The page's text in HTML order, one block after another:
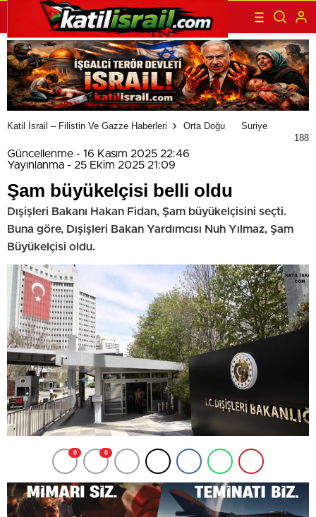
Katil İsrail – Filistin Ve Gazze Haberleri Orta Doğu
Suriye
188
Güncellenme - 16 Kasım 2025 22:46
Yayınlanma - 25 Ekim 2025 21:09
Şam büyükelçisi belli oldu
Dışişleri Bakanı Hakan Fidan, Şam büyükelçisini seçti.
Buna göre, Dışişleri Bakan Yardımcısı Nuh Yılmaz, Şam
Büyükelçisi oldu.
0 0